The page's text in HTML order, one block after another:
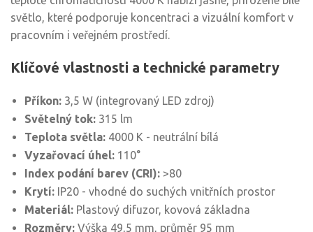
světlo, které podporuje koncentraci a vizuální komfort v
pracovním i veřejném prostředí.
Klíčové vlastnosti a technické parametry
Příkon: 3,5 W (integrovaný LED zdroj)
Světelný tok: 315 lm
Teplota světla: 4000 K - neutrální bílá
Vyzařovací úhel: 110°
Index podání barev (CRI): >80
Krytí: IP20 - vhodné do suchých vnitřních prostor
Materiál: Plastový difuzor, kovová základna
Rozměry: Výška 49,5 mm, průměr 95 mm